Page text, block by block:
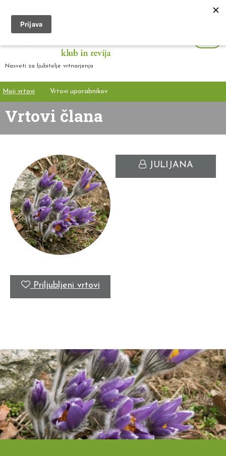
Nasveti za ljubitelje vrtnarjenja
Moji vrtovi Vrtovi uporabnikov
Vrtovi člana
JULIJANA
Priljubljeni vrtovi